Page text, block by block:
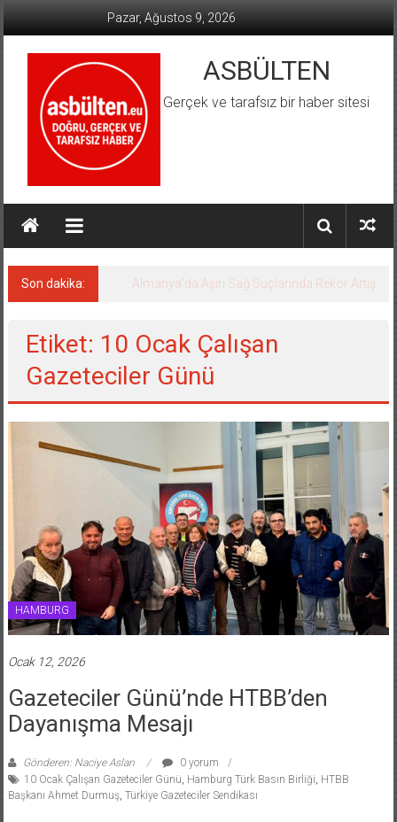
Pazar, Ağustos 9, 2026
ASBÜLTEN
Gerçek ve tarafsız bir haber sitesi
Son dakika: Almanya’da Aşırı Sağ Suçlarında Rekor Artış
Etiket: 10 Ocak Çalışan
Gazeteciler Günü
HAMBURG
Ocak 12, 2026
Gazeteciler Günü’nde HTBB’den
Dayanışma Mesajı
Gönderen: Naciye Aslan
0 yorum
10 Ocak Çalışan Gazeteciler Günü Hamburg Türk Basın Birliği HTBB
Başkanı Ahmet Durmuş, Türkiye Gazeteciler Sendikası